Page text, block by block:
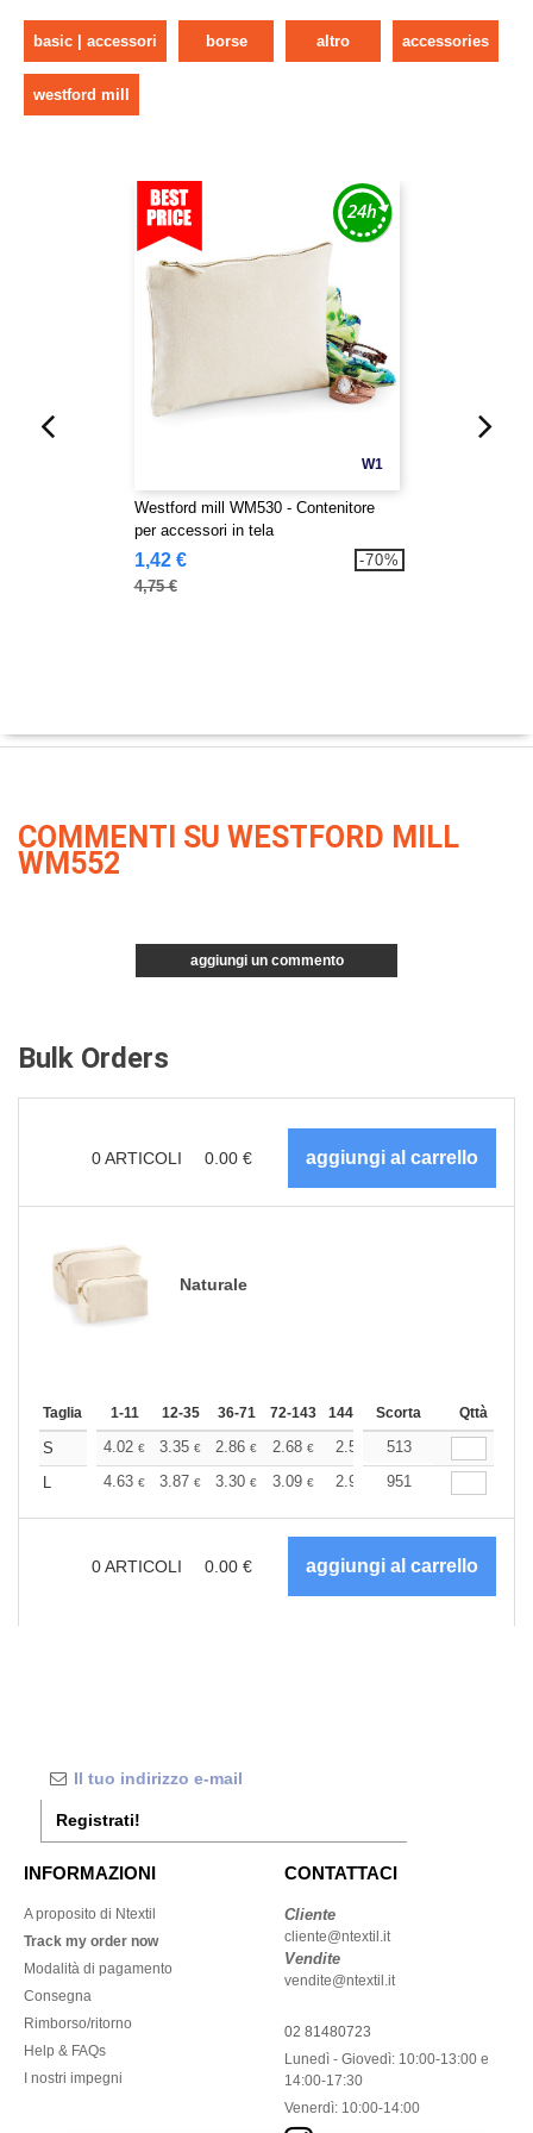
basic | accessori borse altro accessories
westford mill
W1
Westford mill WM530 - Contenitore
per accessori in tela
1,42 €
4,75 €
-70%
COMMENTI SU WESTFORD MILL
WM552
aggiungi un commento
Bulk Orders
0ARTICOLI 0.00 €
Naturale
Taglia 1-11 12-35 36-71 72-143 144-287 288 + Altri
Scorta Qttà
S 4.02 € 3.35 € 2.86 € 2.68 € 2.55 2.52
513
L
4.63 € 3.87 € 3.30 € 3.09 € 2.93 2.91
951
0ARTICOLI 0.00 €
Registrati!
INFORMAZIONI
A proposito di Ntextil
Track my order now
Modalità di pagamento
Consegna
Rimborso/ritorno
Help & FAQs
I nostri impegni
CONTATTACI
Cliente
cliente@ntextil.it
Vendite
vendite@ntextil.it
02 81480723
Lunedì - Giovedì: 10:00-13:00 e
14:00-17:30
Venerdì: 10:00-14:00